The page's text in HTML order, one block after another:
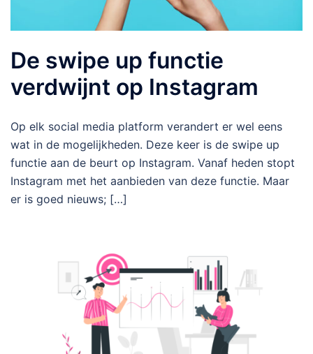
De swipe up functie
verdwijnt op Instagram
Op elk social media platform verandert er wel eens
wat in de mogelijkheden. Deze keer is de swipe up
functie aan de beurt op Instagram. Vanaf heden stopt
Instagram met het aanbieden van deze functie. Maar
er is goed nieuws; […]